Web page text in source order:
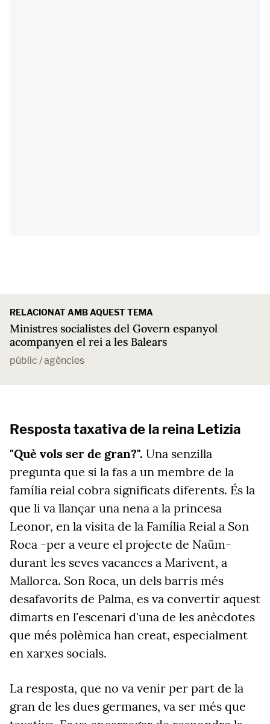
RELACIONAT AMB AQUEST TEMA
Ministres socialistes del Govern espanyol
acompanyen el rei a les Balears
públic / agències
Resposta taxativa de la reina Letizia
"Què vols ser de gran?". Una senzilla
pregunta que si la fas a un membre de la
família reial cobra significats diferents. És la
que li va llançar una nena a la princesa
Leonor, en la visita de la Família Reial a Son
Roca -per a veure el projecte de Naüm-
durant les seves vacances a Marivent, a
Mallorca. Son Roca, un dels barris més
desafavorits de Palma, es va convertir aquest
dimarts en l'escenari d'una de les anècdotes
que més polèmica han creat, especialment
en xarxes socials.
La resposta, que no va venir per part de la
gran de les dues germanes, va ser més que